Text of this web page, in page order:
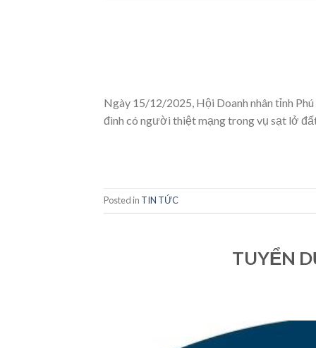
Ngày 15/12/2025, Hội Doanh nhân tỉnh
đình có người thiệt mạng trong vụ sạt lở
Posted in TIN TỨC
TUYỂN